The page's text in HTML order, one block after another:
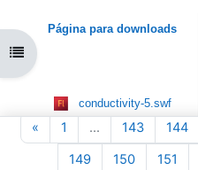
Abrir índice da disciplina
Página para downloads
conductivity-5.swf
« Página anterior
1 Página 1
… 143Página
144
149Página 149
150Página
151